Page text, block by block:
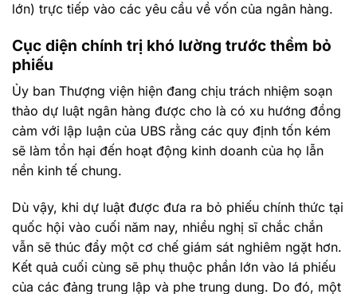
lớn) trực tiếp vào các yêu cầu về vốn của ngân hàng.
Cục diện chính trị khó lường trước thềm bỏ
phiếu
Ủy ban Thượng viện hiện đang chịu trách nhiệm soạn
thảo dự luật ngân hàng được cho là có xu hướng đồng
cảm với lập luận của UBS rằng các quy định tốn kém
sẽ làm tổn hại đến hoạt động kinh doanh của họ lẫn
nền kinh tế chung.
Dù vậy, khi dự luật được đưa ra bỏ phiếu chính thức tại
quốc hội vào cuối năm nay, nhiều nghị sĩ chắc chắn
vẫn sẽ thúc đẩy một cơ chế giám sát nghiêm ngặt hơn.
Kết quả cuối cùng sẽ phụ thuộc phần lớn vào lá phiếu
của các đảng trung lập và phe trung dung. Do đó, một